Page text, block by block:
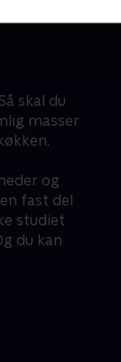
skal du
masser
og
fast del
studiet
du kan